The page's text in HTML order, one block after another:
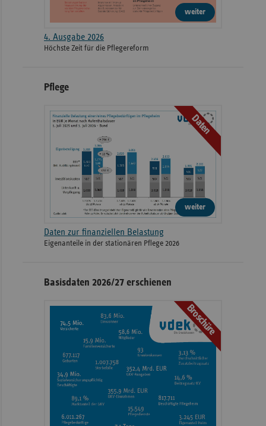
weiter
4. Ausgabe 2026
Höchste Zeit für die Pflegereform
Pflege
Daten
weiter
Daten zur finanziellen Belastung
Eigenanteile in der stationären Pflege 2026
Basisdaten 2026/27 erschienen
Broschüre